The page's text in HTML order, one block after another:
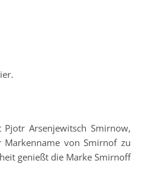
Arsenjewitsch Smirnow,
von Smirnof zu
genießt die Marke Smirnoff